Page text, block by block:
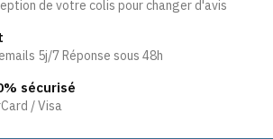
de votre colis pour changer d'avis
5j/7 Réponse sous 48h
sécurisé
/ Visa